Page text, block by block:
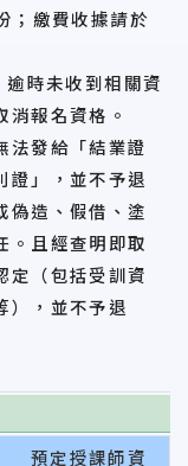
；繳費收據請於
未收到相關資
消報名資格。
法發給「結業證
證」，並不予退
偽造、假借、塗
。且經查明即取
定（包括受訓資
），並不予退
預定授課師資